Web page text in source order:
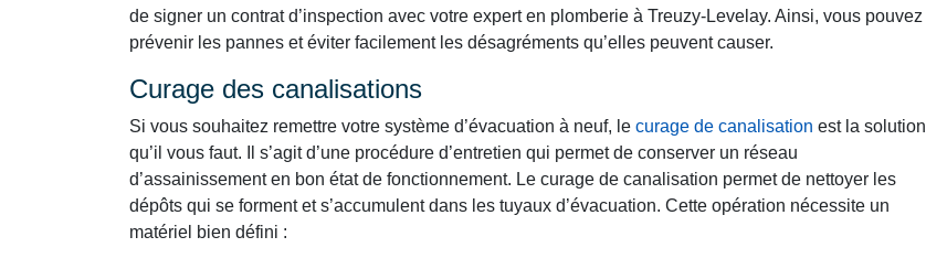
de signer un contrat d’inspection avec votre expert en plomberie à Treuzy-Levelay. Ainsi, vous pouvez
prévenir les pannes et éviter facilement les désagréments qu’elles peuvent causer.
Curage des canalisations
Si vous souhaitez remettre votre système d’évacuation à neuf, le curage de canalisation est la solution
qu’il vous faut. Il s’agit d’une procédure d’entretien qui permet de conserver un réseau
d’assainissement en bon état de fonctionnement. Le curage de canalisation permet de nettoyer les
dépôts qui se forment et s’accumulent dans les tuyaux d’évacuation. Cette opération nécessite un
matériel bien défini :